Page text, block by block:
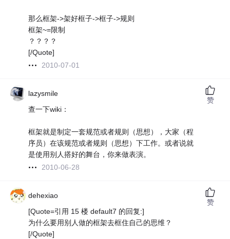
那么框架->架好框子->框子->规则
框架~=限制
？？？？
[/Quote]
2010-07-01
lazysmile
查一下wiki：
框架就是制定一套规范或者规则（思想），大家（程
序员）在该规范或者规则（思想）下工作。或者说就
是使用别人搭好的舞台，你来做表演。
2010-06-28
赞
dehexiao
[Quote=引用 15 楼 default7 的回复:]
为什么要用别人做的框架去框住自己的思维？
[/Quote]
赞